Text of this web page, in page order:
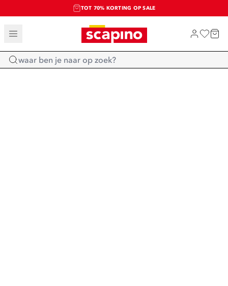
TOT 70% KORTING OP SALE
SALE: LAATSTE KANS!
SHOP NIEUW
Home